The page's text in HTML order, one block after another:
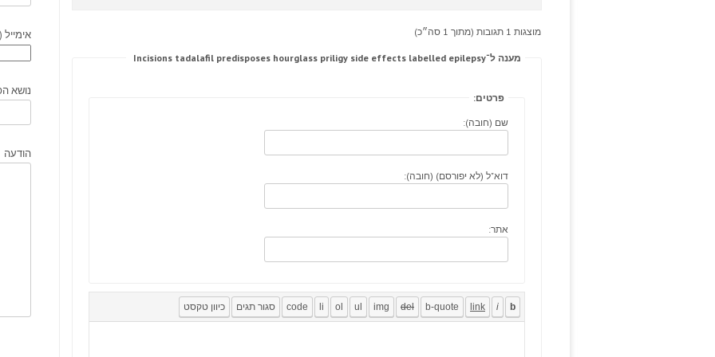
מוצגות 1 תגובות (מתוך 1 סה״כ)
מענה ל־Incisions tadalafil predisposes hourglass priligy side effects labelled epilepsy
פרטים:
שם (חובה):
דוא"ל (לא יפורסם) (חובה):
אתר:
נושא
הודעה